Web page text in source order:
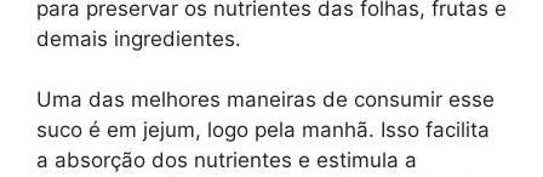
para preservar os nutrientes das folhas, frutas e
demais ingredientes.
Uma das melhores maneiras de consumir esse
suco é em jejum, logo pela manhã. Isso facilita
a absorção dos nutrientes e estimula a